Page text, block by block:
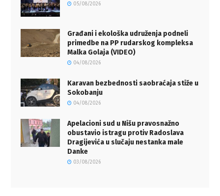
05/08/2026
Građani i ekološka udruženja podneli
primedbe na PP rudarskog kompleksa
Malka Golaja (VIDEO)
04/08/2026
Karavan bezbednosti saobraćaja stiže u
Sokobanju
04/08/2026
Apelacioni sud u Nišu pravosnažno
obustavio istragu protiv Radoslava
Dragijevića u slučaju nestanka male
Danke
03/08/2026